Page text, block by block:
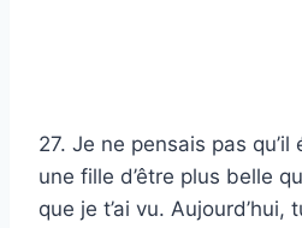
27. Je ne pensais pas
une fille d’être plus belle
que je t’ai vu. Aujourd’hui,